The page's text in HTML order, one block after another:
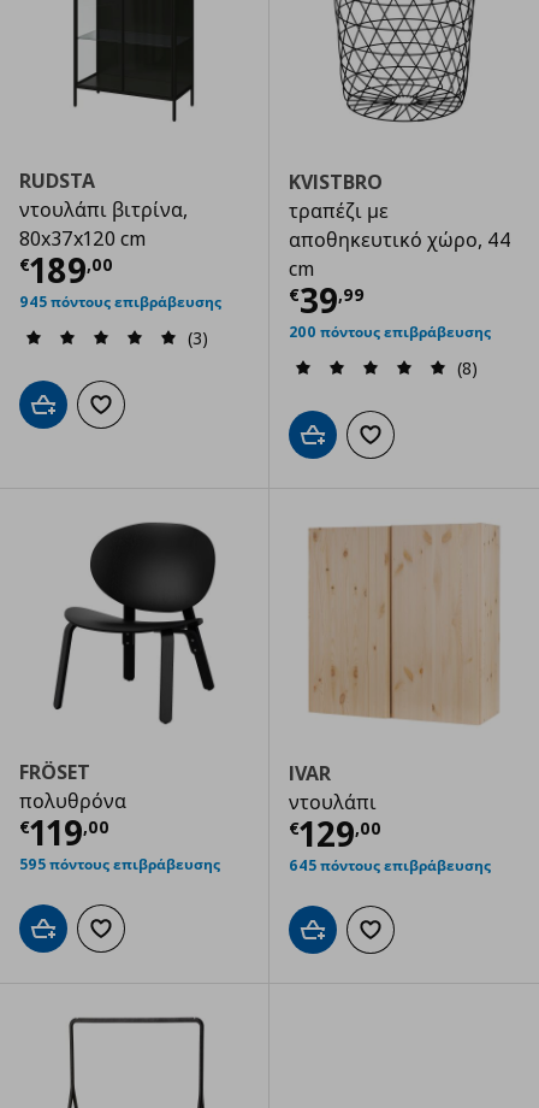
RUDSTA
ντουλάπι βιτρίνα,
80x37x120 cm
€189,00
Τρέχουσα τιμή € 189,00
945 πόντους επιβράβευσης
(3)
Προσθήκη στο καλάθι
Προσθήκη στα αγαπημένα
KVISTBRO
τραπέζι με
αποθηκευτικό χώρο, 44
cm
€39,99
Τρέχουσα
200 πόντους επιβράβευσης
(8)
Προσθήκη στο καλάθι
Προσθήκη στα
FRÖSET
πολυθρόνα
€119,00
Τρέχουσα τιμή € 119,00
595 πόντους επιβράβευσης
Προσθήκη στο καλάθι
Προσθήκη στα αγαπημένα
IVAR
ντουλάπι
€129,00
Τρέχουσα
645 πόντους επιβράβευσης
Προσθήκη στο καλάθι
Προσθήκη στα